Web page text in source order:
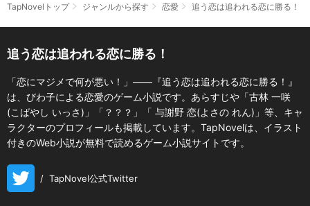
TapNovelトップ ジャンルから探す 恋愛 追う恋は追われる恋に勝る！
追う恋は追われる恋に勝る！
「恋にマジメで何が悪い！」――『追う恋は追われる恋に勝る！』
は、びわ子による恋愛のゲーム小説です。あらすじや「古林 一咲
(こばやし いっさ)」「？？？」「 与謝野 恋(よさの れん)」等、キャ
ラクターのプロフィールも掲載しています。TapNovelは、イラスト
付きのWeb小説が無料で読めるゲーム小説サイトです。
/ TapNovel公式Twitter